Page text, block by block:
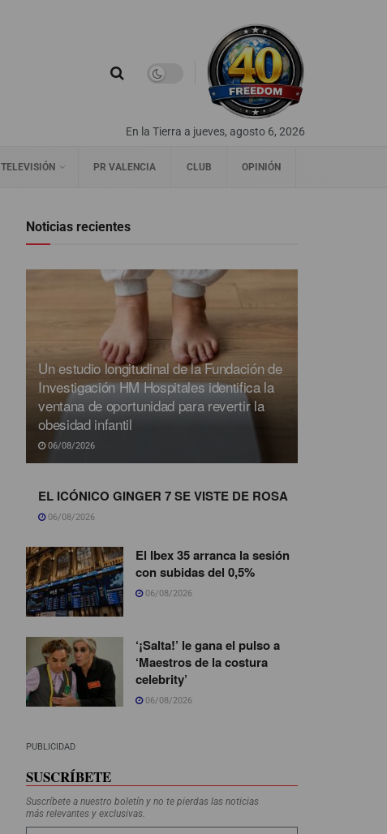
En la Tierra a jueves, agosto 6, 2026
TELEVISIÓN PR VALENCIA CLUB OPINIÓN
Noticias recientes
Un estudio longitudinal de la Fundación de
Investigación HM Hospitales identifica la
ventana de oportunidad para revertir la
obesidad infantil
06/08/2026
EL ICÓNICO GINGER 7 SE VISTE DE ROSA
06/08/2026
El Ibex 35 arranca la sesión
con subidas del 0,5%
06/08/2026
‘¡Salta!’ le gana el pulso a
‘Maestros de la costura
celebrity’
06/08/2026
PUBLICIDAD
SUSCRÍBETE
Suscríbete a nuestro boletín y no te pierdas las noticias
más relevantes y exclusivas.